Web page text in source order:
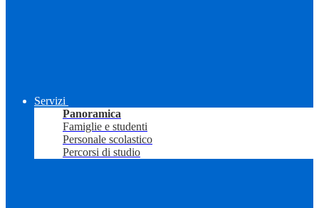
Servizi
Panoramica
Famiglie e studenti
Personale scolastico
Percorsi di studio